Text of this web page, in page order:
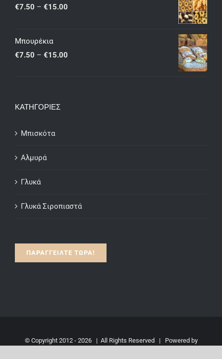
€7.50 – €15.00
Μπουρέκια
€7.50 – €15.00
ΚΑΤΗΓΟΡΙΕΣ
Μπισκότα
Αλμυρά
Γλυκά
Γλυκά Σιροπιαστά
ΠΑΡΑΓΓΕΙΛΤΕ ΤΩΡΑ!
© Copyright 2012 - 2026 | All Rights Reserved | Powered by